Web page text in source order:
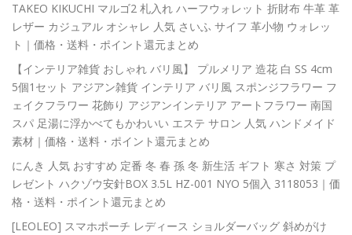
TAKEO KIKUCHI マルゴ2 札入れ ハーフウォレット 折財布 牛革 革
レザー カジュアル オシャレ 人気 さいふ サイフ 革小物 ウォレッ
ト｜価格・送料・ポイント還元まとめ
【インテリア雑貨 おしゃれ バリ風】 プルメリア 造花 白 SS 4cm
5個1セット アジアン雑貨 インテリア バリ風 スポンジフラワー フ
ェイクフラワー 花飾り アジアンインテリア アートフラワー 南国
スパ 足湯に浮かべてもかわいい エステ サロン 人気 ハンドメイド
素材｜価格・送料・ポイント還元まとめ
にんき 人気 おすすめ 定番 冬 春 孫 冬 新生活 ギフト 寒さ 対策 プ
レゼント ハクゾウ安針BOX 3.5L HZ-001 NYO 5個入 3118053｜価
格・送料・ポイント還元まとめ
[LEOLEO] スマホポーチ レディース ショルダーバッグ 斜めがけ